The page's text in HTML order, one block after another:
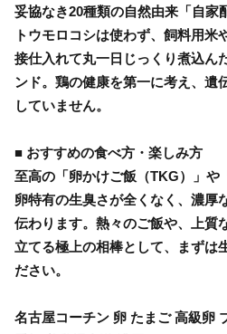
妥協なき20種類の自然由来「自家
トウモロコシは使わず、飼料用米
接仕入れて丸一日じっくり煮込ん
ンド。鶏の健康を第一に考え、遺
していません。
■ おすすめの食べ方・楽しみ方
至高の「卵かけご飯（TKG）」や
卵特有の生臭さが全くなく、濃厚
伝わります。熱々のご飯や、上質
立てる極上の相棒として、まずは
ださい。
名古屋コーチン 卵 たまご 高級卵